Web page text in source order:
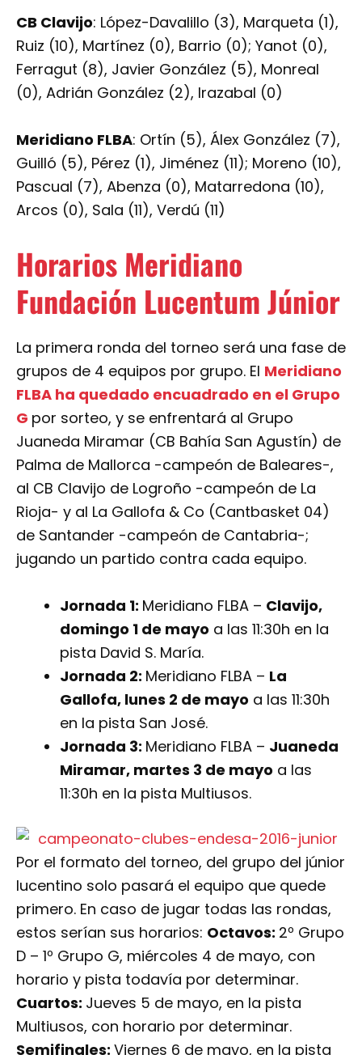
CB Clavijo: López-Davalillo (3), Marqueta (1),
Ruiz (10), Martínez (0), Barrio (0); Yanot (0),
Ferragut (8), Javier González (5), Monreal
(0), Adrián González (2), Irazabal (0)
Meridiano FLBA: Ortín (5), Álex González (7),
Guilló (5), Pérez (1), Jiménez (11); Moreno (10),
Pascual (7), Abenza (0), Matarredona (10),
Arcos (0), Sala (11), Verdú (11)
Horarios Meridiano
Fundación Lucentum Júnior
La primera ronda del torneo será una fase de
grupos de 4 equipos por grupo. El Meridiano
FLBA ha quedado encuadrado en el Grupo
G por sorteo, y se enfrentará al Grupo
Juaneda Miramar (CB Bahía San Agustín) de
Palma de Mallorca -campeón de Baleares-,
al CB Clavijo de Logroño -campeón de La
Rioja- y al La Gallofa & Co (Cantbasket 04)
de Santander -campeón de Cantabria-;
jugando un partido contra cada equipo.
Jornada 1: Meridiano FLBA – Clavijo,
domingo 1 de mayo a las 11:30h en la
pista David S. María.
Jornada 2: Meridiano FLBA – La
Gallofa, lunes 2 de mayo a las 11:30h
en la pista San José.
Jornada 3: Meridiano FLBA – Juaneda
Miramar, martes 3 de mayo a las
11:30h en la pista Multiusos.
Por el formato del torneo, del grupo del júnior
lucentino solo pasará el equipo que quede
primero. En caso de jugar todas las rondas,
estos serían sus horarios: Octavos: 2º Grupo
D – 1º Grupo G, miércoles 4 de mayo, con
horario y pista todavía por determinar.
Cuartos: Jueves 5 de mayo, en la pista
Multiusos, con horario por determinar.
Semifinales: Viernes 6 de mayo, en la pista